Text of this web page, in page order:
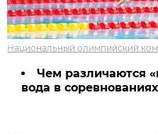
Национальный олимпийский
Чем различаются
вода в